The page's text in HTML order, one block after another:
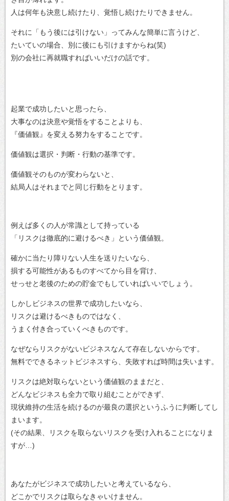
人は何年も決意し続けたり、覚悟し続けたりできません。
それに「もう後には引けない」ってみんな簡単に言うけど、
たいていの場合、別に後にも引けますからね(笑)
別の会社に再就職すればいいだけの話です。
起業で成功したいと思ったら、
大事なのは決意や覚悟をすることよりも、
『価値観』を変える努力をすることです。
価値観は選択・判断・行動の基準です。
価値観そのものが変わらないと、
結局人はそれまでと同じ行動をとります。
例えば多くの人が常識として持っている
「リスクは徹底的に避けるべき」という価値観。
確かに当たり障りない人生を送りたいなら、
損する可能性があるものすべてから目を背け、
せっせと老後のための貯金でもしていればいいでしょう。
しかしビジネスの世界で成功したいなら、
リスクは避けるべきものではなく、
うまく付き合っていくべきものです。
なぜならリスクがないビジネスなんて存在しないからです。
無料でできるネットビジネスすら、失敗すれば時間は失います。
リスクは絶対取らないという価値観のままだと、
どんなビジネスも全力で取り組むことができず、
現状維持の生活を続けるのが最良の選択というふうに判断してし
まいます。
(その結果、リスクを取らないリスクを受け入れることになりま
すが…)
あなたがビジネスで成功したいと考えているなら、
どこかでリスクは取らなきゃいけません。